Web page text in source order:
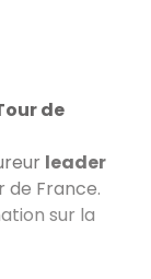
de
leader
de France.
sur la